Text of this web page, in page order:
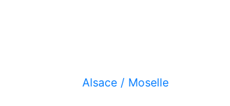
Alsace / Moselle